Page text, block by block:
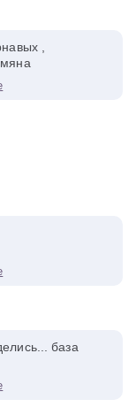
,
база